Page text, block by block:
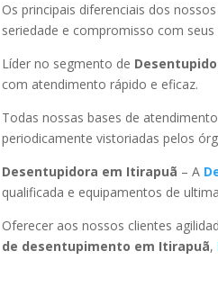
Os principais diferenciais dos nossos
seriedade e compromisso com seus
Líder no segmento de
com atendimento rápido e eficaz.
Todas nossas bases de
periodicamente vistoriadas pelos
Desentupidora em Itirapuã – A
qualificada e equipamentos de
Oferecer aos nossos clientes
de desentupimento em Itirapuã,